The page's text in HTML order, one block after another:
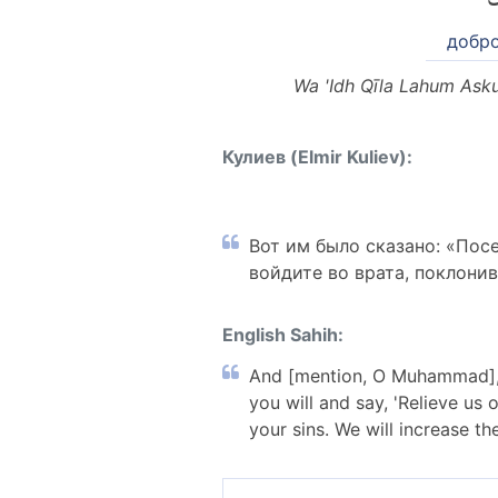
Wa 'Idh Qīla Lahum
Кулиев (Elmir Kuliev):
Вот им было сказано:
войдите во врата,
English Sahih:
And [mention, O
you will and say, 'Relieve us
your sins. We will increase